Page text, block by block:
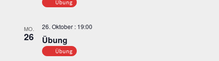
Übung
MO.
26 Übung
26. Oktober : 19:00
Übung